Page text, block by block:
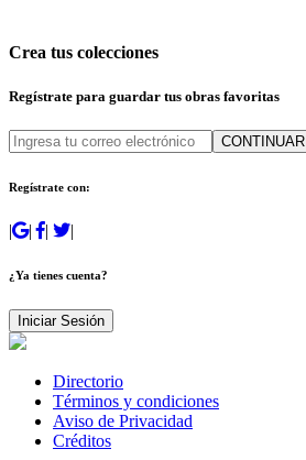
Crea tus colecciones
Regístrate para guardar tus obras favoritas
CONTINUAR
Regístrate con:
| | | |
¿Ya tienes cuenta?
Iniciar Sesión
Directorio
Términos y condiciones
Aviso de Privacidad
Créditos